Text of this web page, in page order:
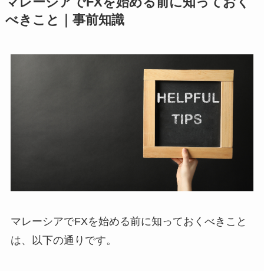
べきこと｜事前知識
マレーシアでFXを始める前に知っておくべきこと
は、以下の通りです。